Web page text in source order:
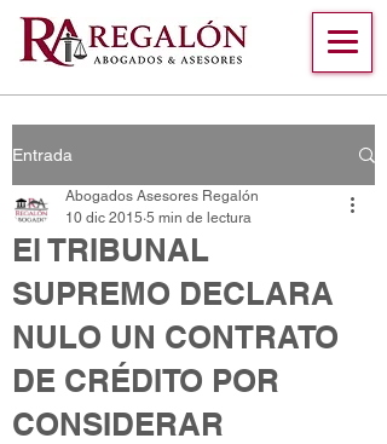
Entrada
El TRIBUNAL
SUPREMO DECLARA
NULO UN CONTRATO
DE CRÉDITO POR
CONSIDERAR
Abogados Asesores Regalón
10 dic 2015 5 min de lectura